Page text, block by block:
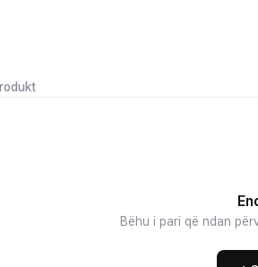
Bëhu i pari që ndan